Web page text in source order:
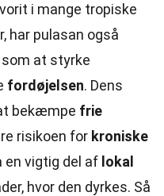
i mange tropiske
har pulasan også
som at styrke
fordøjelsen. Dens
bekæmpe frie
risikoen for kroniske
en vigtig del af lokal
hvor den dyrkes. Så